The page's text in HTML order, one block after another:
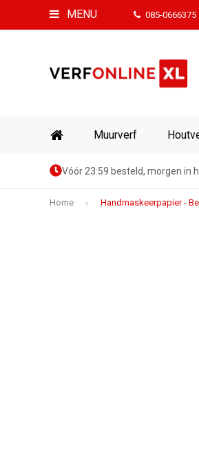
MENU 085-0666375
Muurverf
Vóór 23:59 besteld, morgen in
Home Handmaskeerpapier -